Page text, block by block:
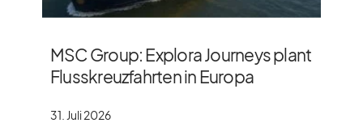
MSC Group: Explora Journeys plant
Flusskreuzfahrten in Europa
31. Juli 2026